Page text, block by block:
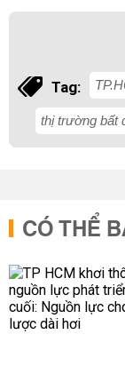
Tag:
thị trường bất
CÓ THỂ